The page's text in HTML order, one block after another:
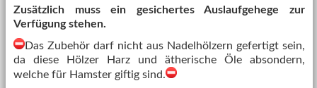
Zusätzlich muss ein gesichertes Auslaufgehege zur
Verfügung stehen.
Das Zubehör darf nicht aus Nadelhölzern gefertigt sein,
da diese Hölzer Harz und ätherische Öle absondern,
welche für Hamster giftig sind.